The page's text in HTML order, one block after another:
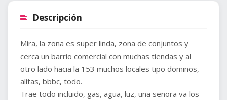
Descripción
Mira, la zona es super linda, zona de conjuntos y
cerca un barrio comercial con muchas tiendas y al
otro lado hacia la 153 muchos locales tipo dominos,
alitas, bbbc, todo.
Trae todo incluido, gas, agua, luz, una señora va los